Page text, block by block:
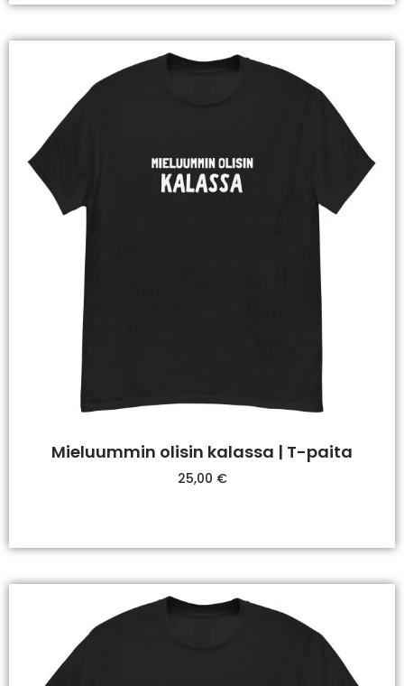
Mieluummin olisin kalassa | T-paita
25,00 €